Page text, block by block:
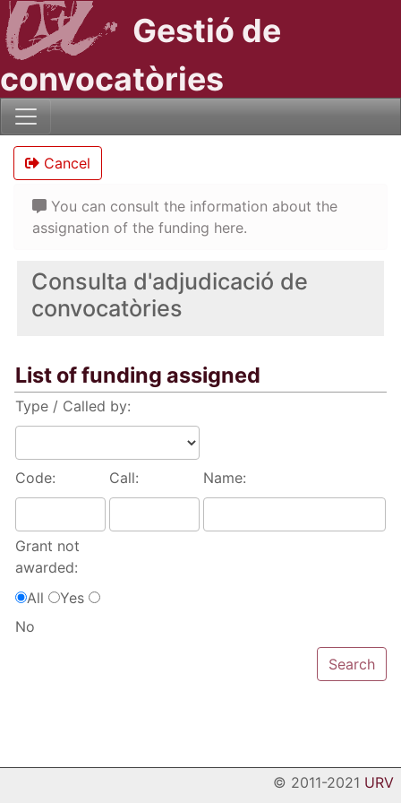
Gestió de
convocatòries
Consulta d'adjudicació de
convocatòries
List of funding assigned
Type / Called by:
Code: Call: Name:
Grant not
awarded:
All
Yes
No
Cancel
You can consult the information about the
assignation of the funding here.
© 2011-2021 URV